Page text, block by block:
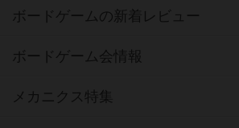
ボードゲームの新着レビュー
ボードゲーム会情報
メカニクス特集